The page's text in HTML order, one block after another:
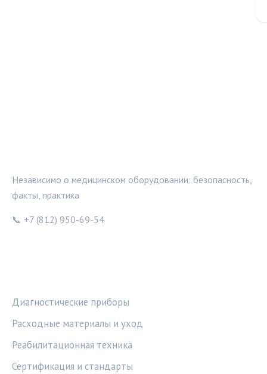
Независимо о медицинском оборудовании: безопасность,
факты, практика
📞 +7 (812) 950-69-54
Диагностические приборы
Расходные материалы и уход
Реабилитационная техника
Сертификация и стандарты